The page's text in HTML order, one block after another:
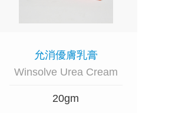
允消優膚乳膏
Winsolve Urea Cream
20gm